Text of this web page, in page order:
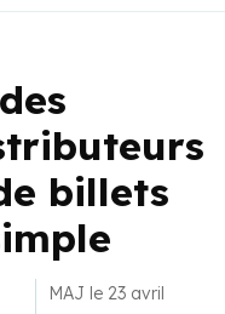
billets
MAJ le 23 avril